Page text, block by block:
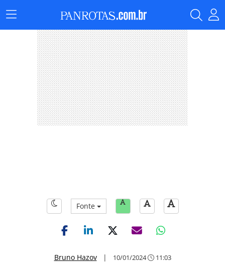
Menu
Principal
Fonte
Bruno Hazov| 10/01/2024 11:03